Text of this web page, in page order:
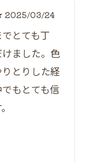
ら学ぶポイ
体験を
とは
信頼度
整理
03/24
とても丁
ました。色
とりした経
もとても信